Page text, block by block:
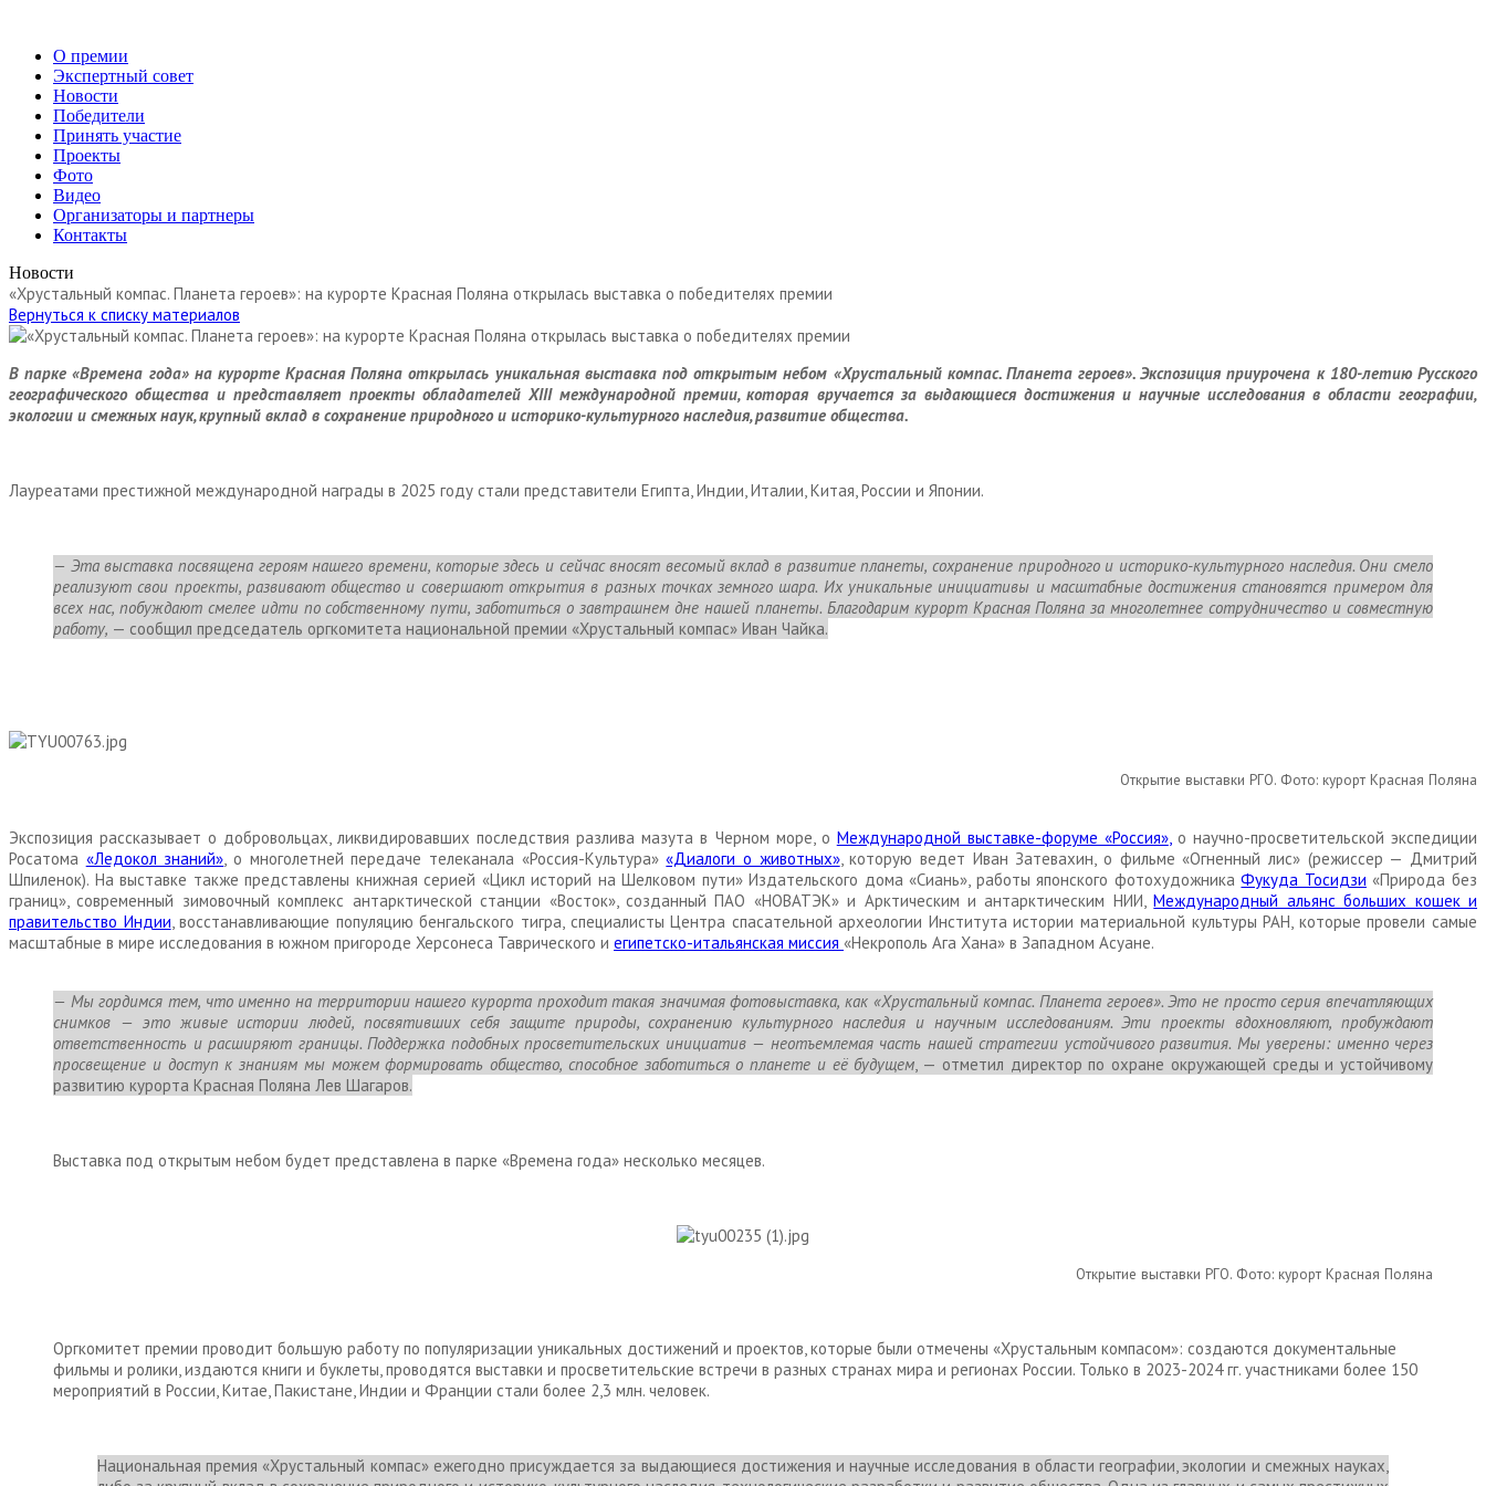
О премии
Экспертный совет
Новости
Победители
Принять участие
Проекты
Фото
Видео
Организаторы и партнеры
Контакты
Новости
«Хрустальный компас. Планета героев»: на курорте Красная Поляна открылась выставка о победителях премии
Вернуться к списку материалов
В парке «Времена года» на курорте Красная Поляна открылась уникальная выставка под открытым небом «Хрустальный компас. Планета героев». Экспозиция приурочена к 180-летию Русского
географического общества и представляет проекты обладателей XIII международной премии, которая вручается за выдающиеся достижения и научные исследования в области географии,
экологии и смежных наук, крупный вклад в сохранение природного и историко-культурного наследия, развитие общества.
Лауреатами престижной международной награды в 2025 году стали представители Египта, Индии, Италии, Китая, России и Японии.
— Эта выставка посвящена героям нашего времени, которые здесь и сейчас вносят весомый вклад в развитие планеты, сохранение природного и историко-культурного наследия. Они смело
реализуют свои проекты, развивают общество и совершают открытия в разных точках земного шара. Их уникальные инициативы и масштабные достижения становятся примером для
всех нас, побуждают смелее идти по собственному пути, заботиться о завтрашнем дне нашей планеты. Благодарим курорт Красная Поляна за многолетнее сотрудничество и совместную
работу, — сообщил председатель оргкомитета национальной премии «Хрустальный компас» Иван Чайка.
Открытие выставки РГО. Фото: курорт Красная Поляна
Экспозиция рассказывает о добровольцах, ликвидировавших последствия разлива мазута в Черном море, о Международной выставке-форуме «Россия»,о научно-просветительской экспедиции
Росатома «Ледокол знаний», о многолетней передаче телеканала «Россия-Культура»«Диалоги о животных», которую ведет Иван Затевахин, о фильме «Огненный лис» (режиссер — Дмитрий
Шпиленок). На выставке также представлены книжная серией «Цикл историй на Шелковом пути» Издательского дома «Сиань», работы японского фотохудожникаФукуда Тосидзи «Природа без
границ», современный зимовочный комплекс антарктической станции «Восток», созданный ПАО «НОВАТЭК» и Арктическим и антарктическим НИИ,Международный альянс больших кошек и
правительство Индии, восстанавливающие популяцию бенгальского тигра, специалисты Центра спасательной археологии Института истории материальной культуры РАН, которые провели самые
масштабные в мире исследования в южном пригороде Херсонеса Таврического и египетско-итальянская миссия «Некрополь Ага Хана» в Западном Асуане.
— Мы гордимся тем, что именно на территории нашего курорта проходит такая значимая фотовыставка, как «Хрустальный компас. Планета героев». Это не просто серия впечатляющих
снимков — это живые истории людей, посвятивших себя защите природы, сохранению культурного наследия и научным исследованиям. Эти проекты вдохновляют, пробуждают
ответственность и расширяют границы. Поддержка подобных просветительских инициатив — неотъемлемая часть нашей стратегии устойчивого развития. Мы уверены: именно через
просвещение и доступ к знаниям мы можем формировать общество, способное заботиться о планете и её будущем, — отметил директор по охране окружающей среды и устойчивому
развитию курорта Красная Поляна Лев Шагаров.
Выставка под открытым небом будет представлена в парке «Времена года» несколько месяцев.
Открытие выставки РГО. Фото: курорт Красная Поляна
Оргкомитет премии проводит большую работу по популяризации уникальных достижений и проектов, которые были отмечены «Хрустальным компасом»: создаются документальные
фильмы и ролики, издаются книги и буклеты, проводятся выставки и просветительские встречи в разных странах мира и регионах России. Только в 2023-2024 гг. участниками более 150
мероприятий в России, Китае, Пакистане, Индии и Франции стали более 2,3 млн. человек.
Национальная премия «Хрустальный компас»ежегодно присуждается за выдающиеся достижения и научные исследования в области географии, экологии и смежных науках,